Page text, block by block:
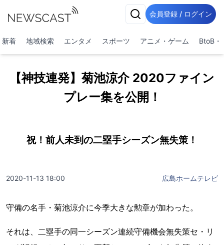
会員登録 / ログイン
新着 地域検索 エンタメ スポーツ アニメ・ゲーム BtoB・
【神技連発】菊池涼介 2020ファイン
プレー集を公開！
祝！前人未到の二塁手シーズン無失策！
2020-11-13 18:00 広島ホームテレビ
守備の名手・菊池涼介に今季大きな勲章が加わった。
それは、二塁手の同一シーズン連続守備機会無失策セ・リ